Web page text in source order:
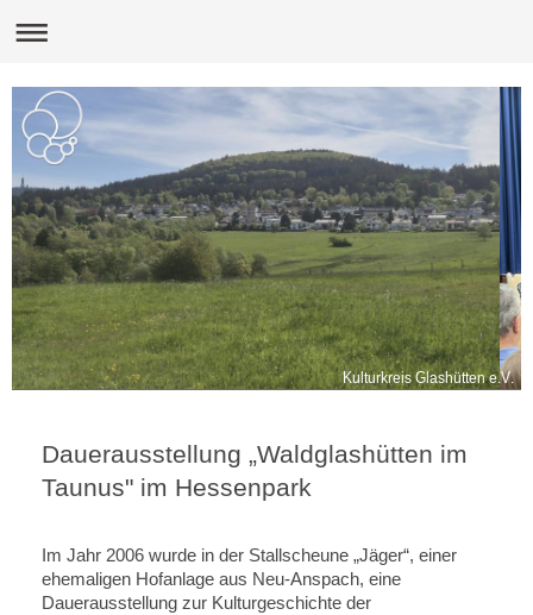
Kulturkreis Glashütten e.V.
Dauerausstellung „Waldglashütten im
Taunus" im Hessenpark
Im Jahr 2006 wurde in der Stallscheune „Jäger“, einer
ehemaligen Hofanlage aus Neu-Anspach, eine
Dauerausstellung zur Kulturgeschichte der